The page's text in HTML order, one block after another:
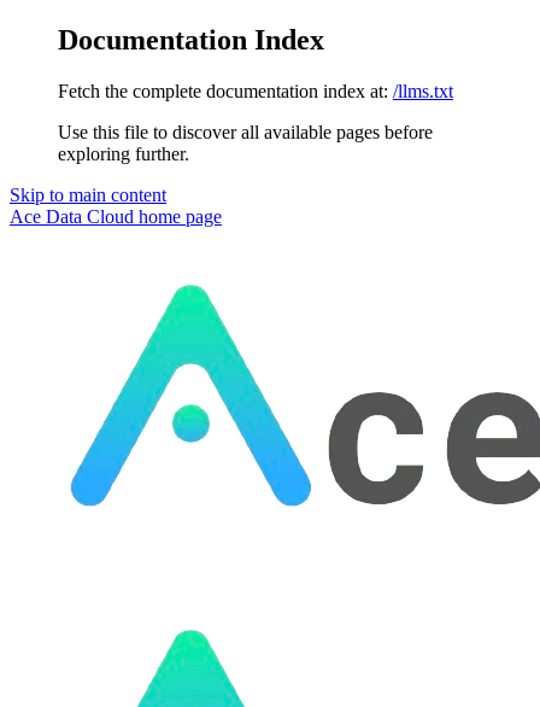
Documentation Index
Fetch the complete documentation index at: /llms.txt
Use this file to discover all available pages before
exploring further.
Skip to main content
Ace Data Cloud home page